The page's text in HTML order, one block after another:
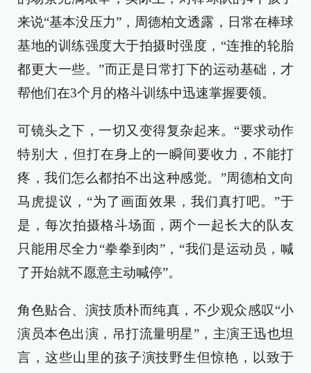
来说“基本没压力”，周德柏文透露，日常在棒球
基地的训练强度大于拍摄时强度，“连推的轮胎
都更大一些。”而正是日常打下的运动基础，才
帮他们在3个月的格斗训练中迅速掌握要领。
可镜头之下，一切又变得复杂起来。“要求动作
特别大，但打在身上的一瞬间要收力，不能打
疼，我们怎么都拍不出这种感觉。”周德柏文向
马虎提议，“为了画面效果，我们真打吧。”于
是，每次拍摄格斗场面，两个一起长大的队友
只能用尽全力“拳拳到肉”，“我们是运动员，喊
了开始就不愿意主动喊停”。
角色贴合、演技质朴而纯真，不少观众感叹“小
演员本色出演，吊打流量明星”，主演王迅也坦
言，这些山里的孩子演技野生但惊艳，以致于